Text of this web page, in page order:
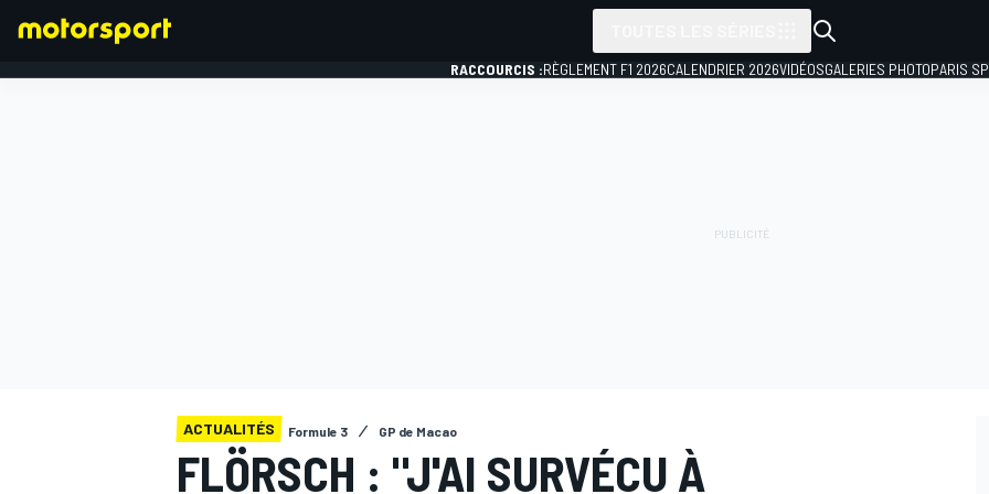
RACCOURCIS :RÈGLEMENT F1 2026CALENDRIER 2026VIDÉOSGALERIES PHOTOPARIS
ACTUALITÉS Formule 3 GP de Macao
FLÖRSCH : "J'AI SURVÉCU À